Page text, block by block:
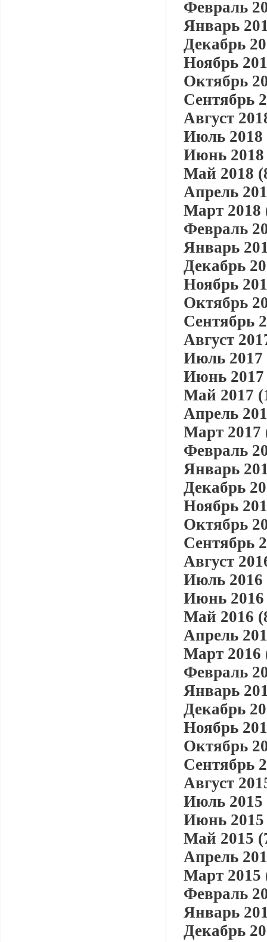
Февраль
Январь
Декабрь
Ноябрь
Октябрь
Сентябрь
Август
Июль 2018
Июнь 2018
Май 2018
Апрель
Март 2018
Февраль
Январь
Декабрь
Ноябрь
Октябрь
Сентябрь
Август
Июль 2017
Июнь 2017
Май 2017
Апрель
Март 2017
Февраль
Январь
Декабрь
Ноябрь
Октябрь
Сентябрь
Август
Июль 2016
Июнь 2016
Май 2016
Апрель
Март 2016
Февраль
Январь
Декабрь
Ноябрь
Октябрь
Сентябрь
Август
Июль 2015
Июнь 2015
Май 2015
Апрель
Март 2015
Февраль
Январь
Декабрь